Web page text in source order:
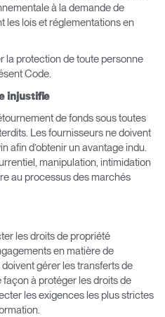
à la demande de
les lois et réglementations en
la protection de toute personne
Code.
injustifie
de fonds sous toutes
Les fournisseurs ne doivent
afin d’obtenir un avantage indu.
manipulation, intimidation
au processus des marchés
les droits de propriété
en matière de
gérer les transferts de
à protéger les droits de
les exigences les plus strictes